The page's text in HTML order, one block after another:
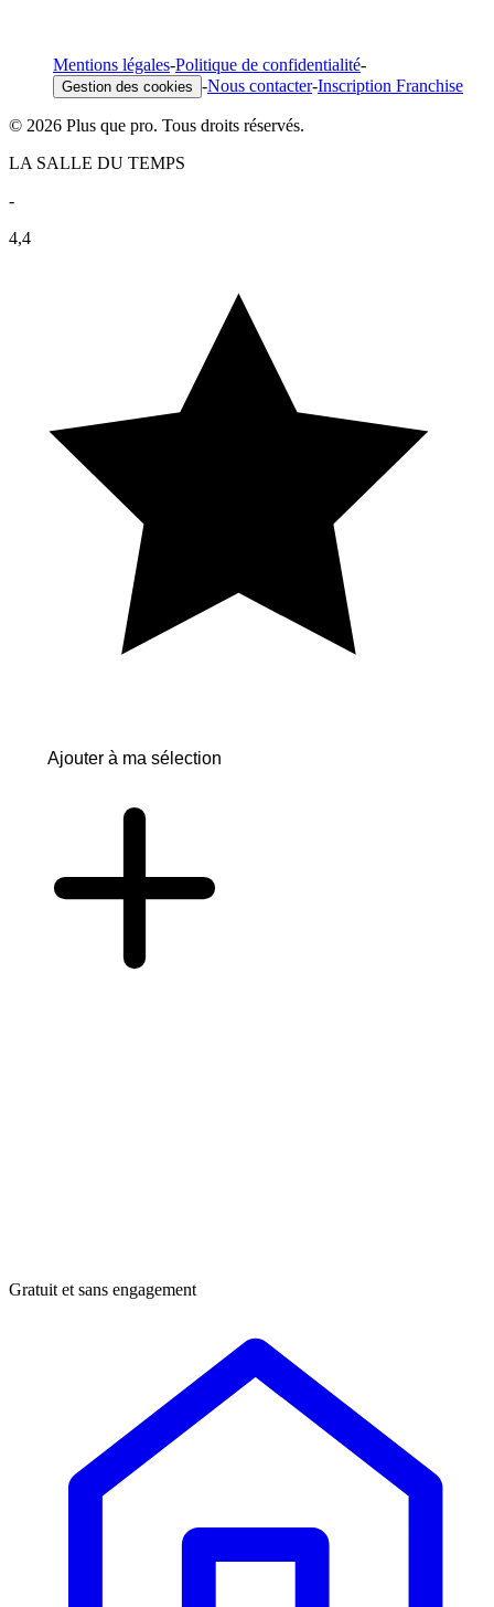
Mentions légales-Politique de confidentialité-
Gestion des cookies -Nous contacter-Inscription Franchise
© 2026 Plus que pro. Tous droits réservés.
LA SALLE DU TEMPS
-
4,4
Ajouter à ma sélection
Gratuit et sans engagement